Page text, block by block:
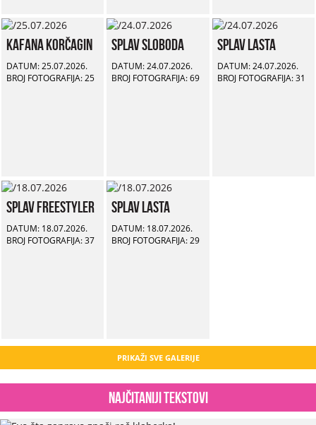
Kafana Korčagin
DATUM: 25.07.2026.
BROJ FOTOGRAFIJA: 25
Splav Sloboda
DATUM: 24.07.2026.
BROJ FOTOGRAFIJA: 69
Splav Lasta
DATUM: 24.07.2026.
BROJ FOTOGRAFIJA: 31
Splav Freestyler
DATUM: 18.07.2026.
BROJ FOTOGRAFIJA: 37
Splav Lasta
DATUM: 18.07.2026.
BROJ FOTOGRAFIJA: 29
PRIKAŽI SVE GALERIJE
Najčitaniji tekstovi